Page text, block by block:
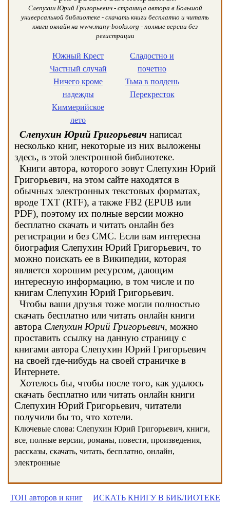
Слепухин Юрий Григорьевич - страница автора в Большой
универсальной библиотеке - скачать книги бесплатно и читать
книги онлайн на www.many-books.org - полные версии без
регистрации
Южный Крест
Частный случай
Ничего кроме
надежды
Киммерийское
лето
Сладостно и
почетно
Тьма в полдень
Перекресток
Слепухин Юрий Григорьевич написал
несколько книг, некоторые из них выложены
здесь, в этой электронной библиотеке.
Книги автора, которого зовут Слепухин Юрий
Григорьевич, на этом сайте находятся в
обычных электронных текстовых форматах,
вроде TXT (RTF), а также FB2 (EPUB или
PDF), поэтому их полные версии можно
бесплатно скачать и читать онлайн без
регистрации и без СМС. Если вам интересна
биография Слепухин Юрий Григорьевич, то
можно поискать ее в Википедии, которая
является хорошим ресурсом, дающим
интересную информацию, в том числе и по
книгам Слепухин Юрий Григорьевич.
Чтобы ваши друзья тоже могли полностью
скачать бесплатно или читать онлайн книги
автора Слепухин Юрий Григорьевич, можно
проставить ссылку на данную страницу с
книгами автора Слепухин Юрий Григорьевич
на своей где-нибудь на своей страничке в
Интернете.
Хотелось бы, чтобы после того, как удалось
скачать бесплатно или читать онлайн книги
Слепухин Юрий Григорьевич, читатели
получили бы то, что хотели.
Ключевые слова: Слепухин Юрий Григорьевич, книги,
все, полные версии, романы, повести, произведения,
рассказы, скачать, читать, бесплатно, онлайн,
электронные
ТОП авторов и книг ИСКАТЬ КНИГУ В БИБЛИОТЕКЕ